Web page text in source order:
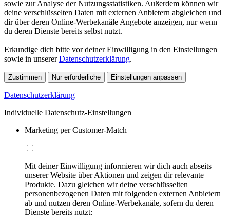
sowie zur Analyse der Nutzungsstatistiken. Außerdem können wir
deine verschlüsselten Daten mit externen Anbietern abgleichen und
dir über deren Online-Werbekanäle Angebote anzeigen, nur wenn
du deren Dienste bereits selbst nutzt.
Erkundige dich bitte vor deiner Einwilligung in den Einstellungen
sowie in unsererDatenschutzerklärung.
Zustimmen Nur erforderliche Einstellungen anpassen
Datenschutzerklärung
Individuelle Datenschutz-Einstellungen
Marketing per Customer-Match
Mit deiner Einwilligung informieren wir dich auch abseits
unserer Website über Aktionen und zeigen dir relevante
Produkte. Dazu gleichen wir deine verschlüsselten
personenbezogenen Daten mit folgenden externen Anbietern
ab und nutzen deren Online-Werbekanäle, sofern du deren
Dienste bereits nutzt: